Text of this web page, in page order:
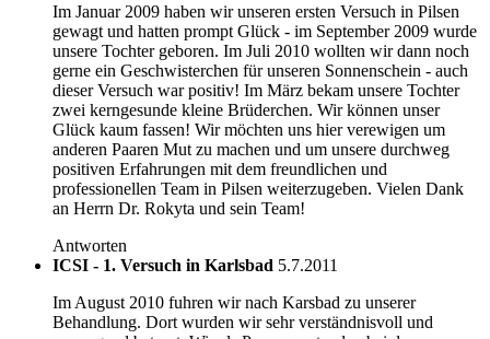
Im Januar 2009 haben wir unseren ersten Versuch in Pilsen
gewagt und hatten prompt Glück - im September 2009 wurde
unsere Tochter geboren. Im Juli 2010 wollten wir dann noch
gerne ein Geschwisterchen für unseren Sonnenschein - auch
dieser Versuch war positiv! Im März bekam unsere Tochter
zwei kerngesunde kleine Brüderchen. Wir können unser
Glück kaum fassen! Wir möchten uns hier verewigen um
anderen Paaren Mut zu machen und um unsere durchweg
positiven Erfahrungen mit dem freundlichen und
professionellen Team in Pilsen weiterzugeben. Vielen Dank
an Herrn Dr. Rokyta und sein Team!
Antworten
ICSI - 1. Versuch in Karlsbad 5.7.2011
Im August 2010 fuhren wir nach Karsbad zu unserer
Behandlung. Dort wurden wir sehr verständnisvoll und